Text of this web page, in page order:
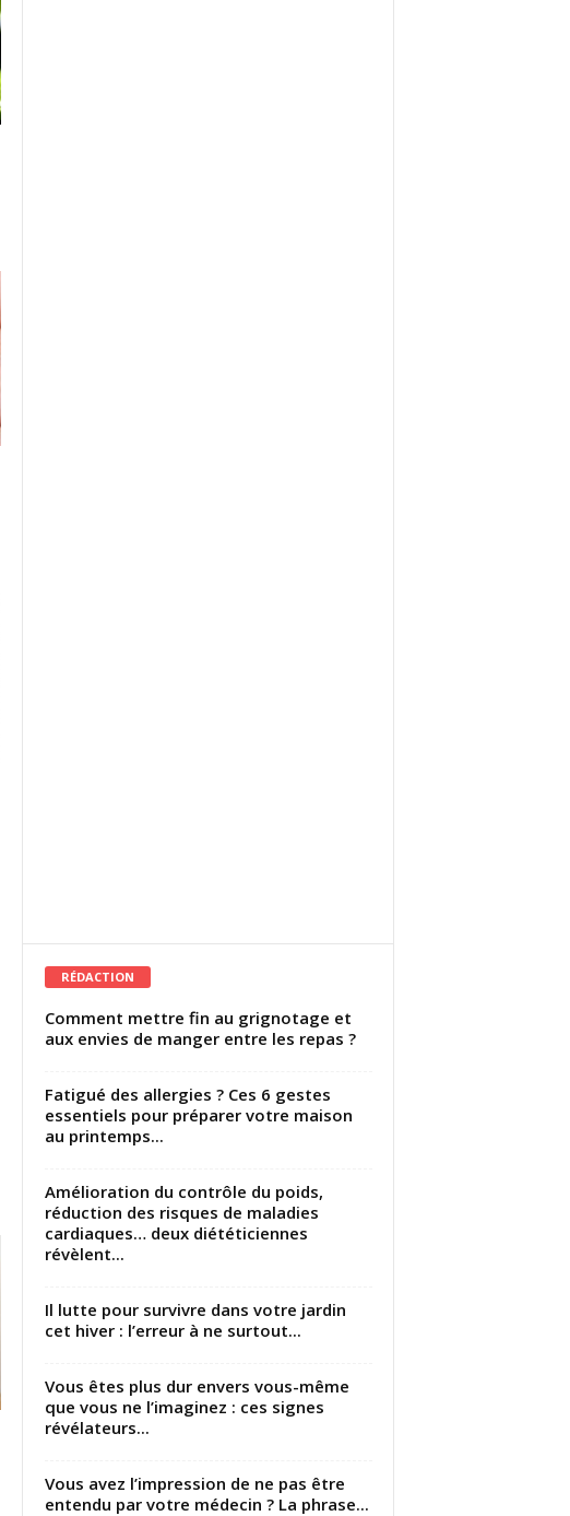
RÉDACTION
Comment mettre fin au grignotage et
aux envies de manger entre les repas ?
Fatigué des allergies ? Ces 6 gestes
essentiels pour préparer votre maison
au printemps...
Amélioration du contrôle du poids,
réduction des risques de maladies
cardiaques… deux diététiciennes
révèlent...
Il lutte pour survivre dans votre jardin
cet hiver : l’erreur à ne surtout...
Vous êtes plus dur envers vous-même
que vous ne l’imaginez : ces signes
révélateurs...
Vous avez l’impression de ne pas être
entendu par votre médecin ? La phrase...